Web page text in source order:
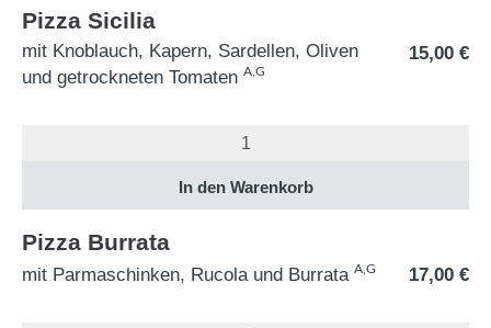
Pizza Sicilia
mit Knoblauch, Kapern, Sardellen, Oliven
und getrockneten Tomaten A,G
15,00 €
Pizza Burrata
mit Parmaschinken, Rucola und Burrata A,G 17,00 €